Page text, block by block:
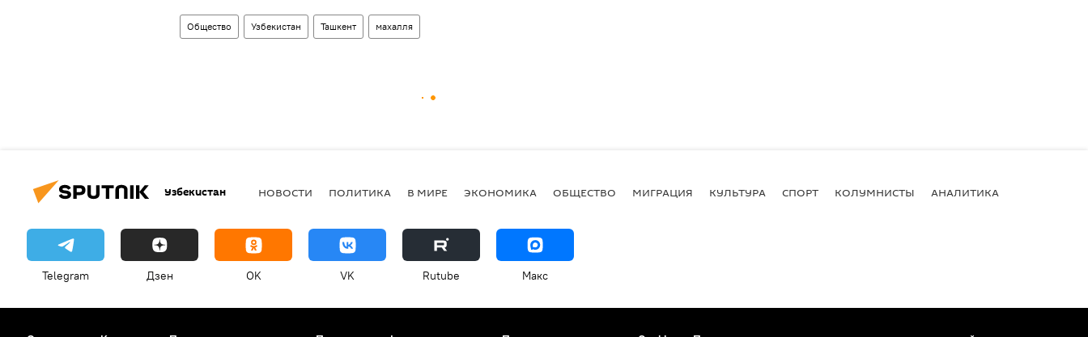
Общество Узбекистан Ташкент махалля
Узбекистан НОВОСТИ ПОЛИТИКА В МИРЕ ЭКОНОМИКА ОБЩЕСТВО МИГРАЦИЯ КУЛЬТУРА СПОРТ КОЛУМНИСТЫ АНАЛИТИКА
Telegram Дзен OK VK Rutube Макс